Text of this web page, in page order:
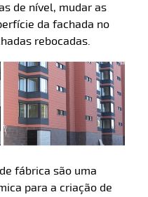
de nível, mudar as
da fachada no
rebocadas.
fábrica são uma
para a criação de